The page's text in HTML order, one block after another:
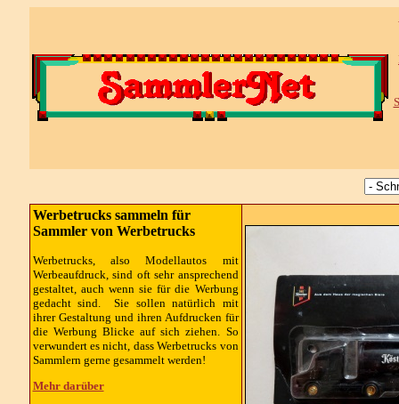
Werbetrucks sammeln für
Sammler von Werbetrucks
Werbetrucks, also Modellautos mit
Werbeaufdruck, sind oft sehr ansprechend
gestaltet, auch wenn sie für die Werbung
gedacht sind. Sie sollen natürlich mit
ihrer Gestaltung und ihren Aufdrucken für
die Werbung Blicke auf sich ziehen. So
verwundert es nicht, dass Werbetrucks von
Sammlern gerne gesammelt werden!
Mehr darüber